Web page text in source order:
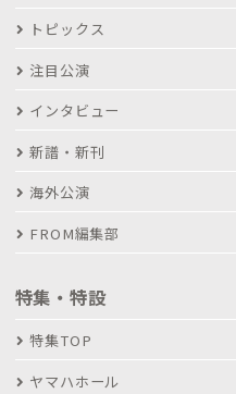
トピックス
注目公演
インタビュー
新譜・新刊
海外公演
FROM編集部
特集・特設
特集TOP
ヤマハホール